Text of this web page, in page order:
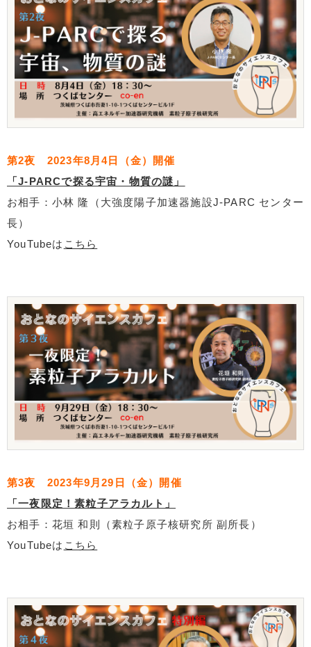
第2夜 2023年8月4日（金）開催
「J-PARCで探る宇宙・物質の謎」
お相手：小林 隆（大強度陽子加速器施設J-PARC センター
長）
YouTubeは こちら
第3夜 2023年9月29日（金）開催
「一夜限定！素粒子アラカルト」
お相手：花垣 和則（素粒子原子核研究所 副所長）
YouTubeは こちら